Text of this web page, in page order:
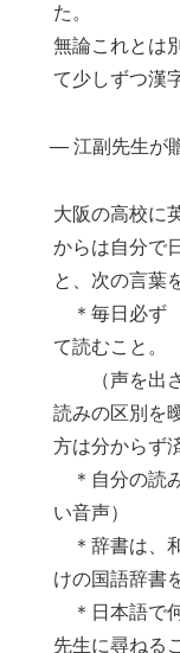
た。
無論これとは
て少しずつ漢
― 江副先生が
大阪の高校に
からは自分で
と、次の言葉
＊毎日必ず
て読むこと。
（声を出さ
読みの区別を
方は分からず
＊自分の読
い音声）
＊辞書は、
けの国語辞書
＊日本語で
先生に尋ねる